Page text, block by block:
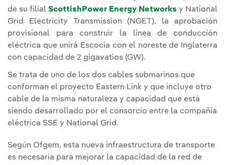
de su filial ScottishPower Energy Networks y National
Grid Electricity Transmission (NGET), la aprobación
provisional para construir la línea de conducción
eléctrica que unirá Escocia con el noreste de Inglaterra
con capacidad de 2 gigavatios (GW).
Se trata de uno de los dos cables submarinos que
conforman el proyecto Eastern Link y que incluye otro
cable de la misma naturaleza y capacidad que está
siendo desarrollado por el consorcio entre la compañía
eléctrica SSE y National Grid.
Según Ofgem, esta nueva infraestructura de transporte
es necesaria para mejorar la capacidad de la red de